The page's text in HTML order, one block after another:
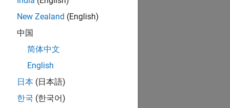
New Zealand (English)
中国
简体中文
English
日本 (日本語)
한국 (한국어)